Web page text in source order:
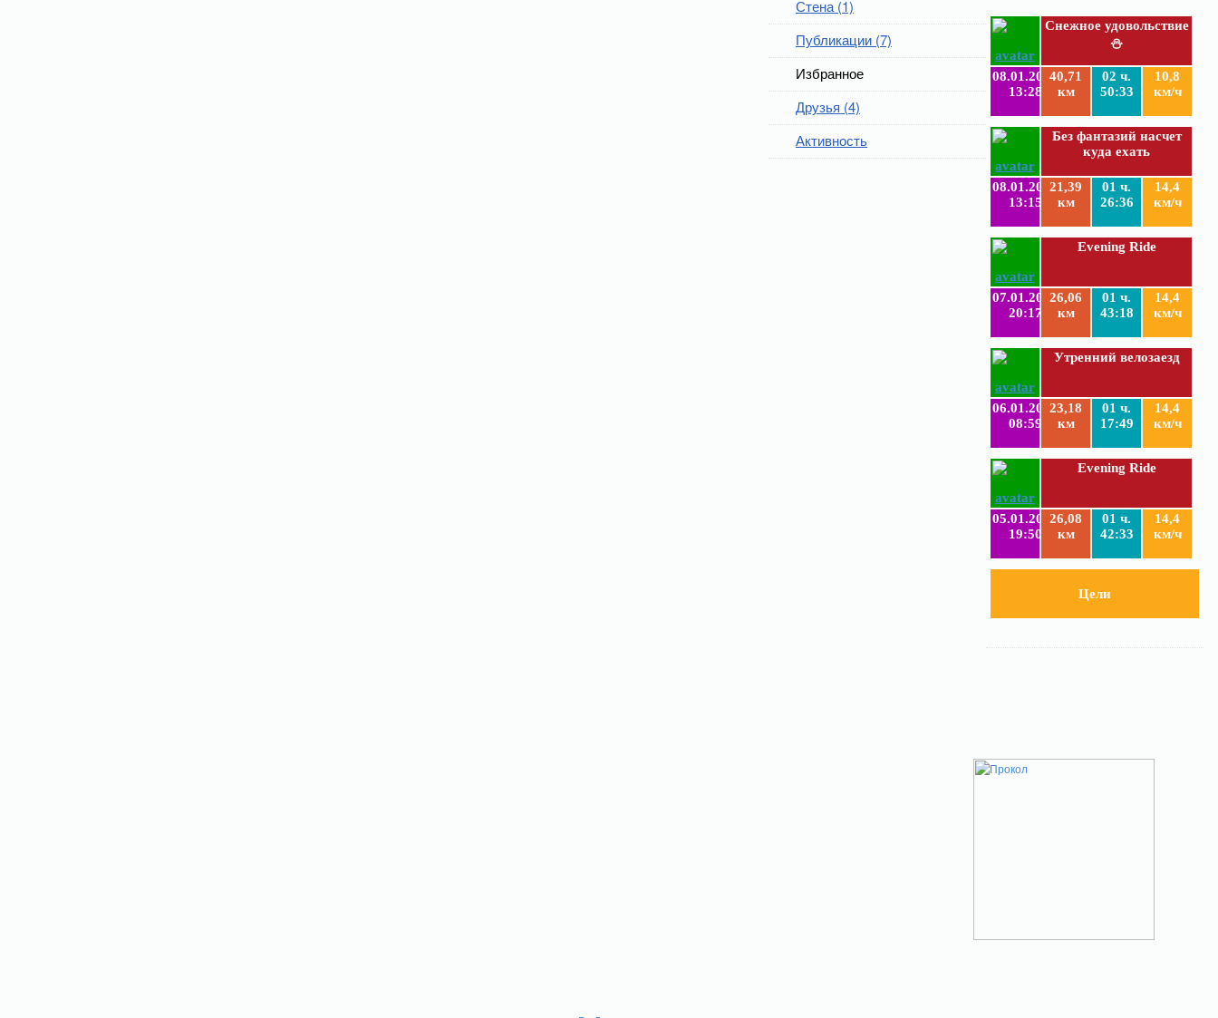
Снежное удовольствие
⛄
08.01.2019
13:28
40,71
км
02 ч.
50:33
10,8
км/ч
Без фантазий насчет
куда ехать
08.01.2019
13:15
21,39
км
01 ч.
26:36
14,4
км/ч
Evening Ride
07.01.2019
20:17
26,06
км
01 ч.
43:18
14,4
км/ч
Утренний велозаезд
06.01.2019
08:59
23,18
км
01 ч.
17:49
14,4
км/ч
Evening Ride
05.01.2019
19:50
26,08
км
01 ч.
42:33
14,4
км/ч
Цели
Стена (1)
Публикации (7)
Избранное
Друзья (4)
Активность